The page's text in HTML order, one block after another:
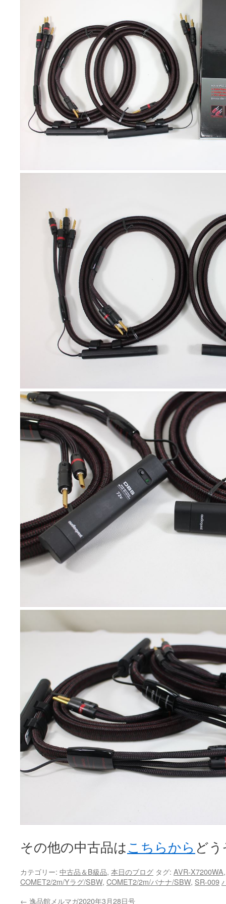
その他の中古品はこちらから ど
カテゴリー: 中古品＆B級品, 本日のブログ タグ: AVR-X7200WA
COMET2/2m/Yラグ/SBW, COMET2/2m/バナナ/SBW, SR-009
← 逸品館メルマガ2020年3月28日号